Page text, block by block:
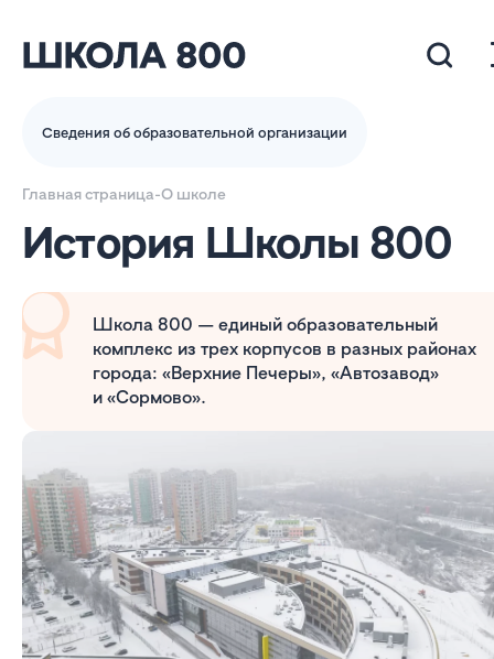
Сведения об образовательной организации
Главная страница-О школе
История Школы 800
Школа 800 — единый образовательный
комплекс из трех корпусов в разных районах
города: «Верхние Печеры», «Автозавод»
и «Сормово».